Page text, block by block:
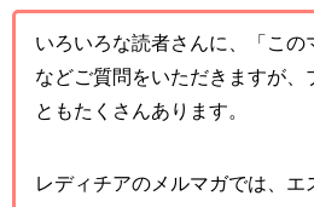
いろいろな読者さんに、「この
などご質問をいただきますが、
ともたくさんあります。
レディチアのメルマガでは、エ